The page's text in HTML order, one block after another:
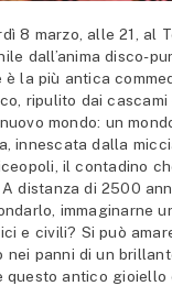
8 marzo, alle 21,
dall’anima disco-
la più antica
ripulito dai
mondo: un
innescata dalla
il contadino
distanza di 2500
immaginarne
e civili? Si può
nei panni di un
antico gioiello